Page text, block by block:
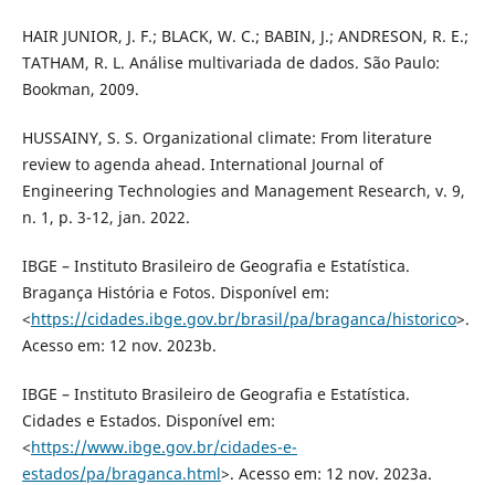
HAIR JUNIOR, J. F.; BLACK, W. C.; BABIN, J.; ANDRESON, R. E.;
TATHAM, R. L. Análise multivariada de dados. São Paulo:
Bookman, 2009.
HUSSAINY, S. S. Organizational climate: From literature
review to agenda ahead. International Journal of
Engineering Technologies and Management Research, v. 9,
n. 1, p. 3-12, jan. 2022.
IBGE – Instituto Brasileiro de Geografia e Estatística.
Bragança História e Fotos. Disponível em:
<https://cidades.ibge.gov.br/brasil/pa/braganca/historico>.
Acesso em: 12 nov. 2023b.
IBGE – Instituto Brasileiro de Geografia e Estatística.
Cidades e Estados. Disponível em:
<https://www.ibge.gov.br/cidades-e-
estados/pa/braganca.html>. Acesso em: 12 nov. 2023a.